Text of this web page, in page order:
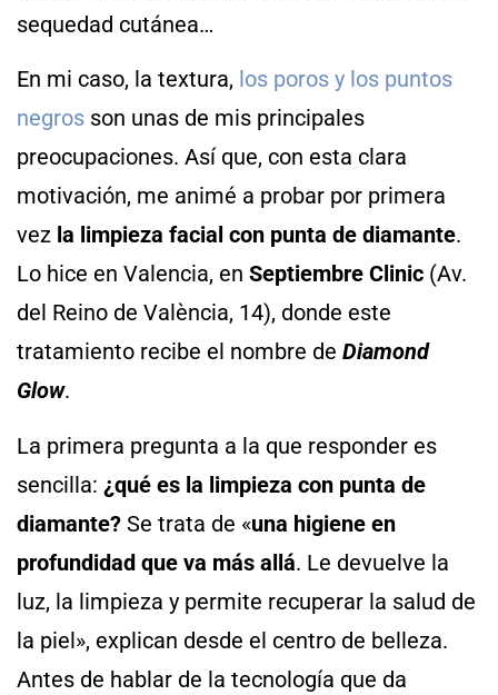
sequedad cutánea…
En mi caso, la textura, los poros y los puntos
negros son unas de mis principales
preocupaciones. Así que, con esta clara
motivación, me animé a probar por primera
vez la limpieza facial con punta de diamante.
Lo hice en Valencia, en Septiembre Clinic (Av.
del Reino de València, 14), donde este
tratamiento recibe el nombre de Diamond
Glow.
La primera pregunta a la que responder es
sencilla: ¿qué es la limpieza con punta de
diamante? Se trata de «una higiene en
profundidad que va más allá. Le devuelve la
luz, la limpieza y permite recuperar la salud de
la piel», explican desde el centro de belleza.
Antes de hablar de la tecnología que da